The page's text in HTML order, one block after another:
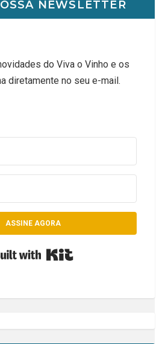
NEWSLETTER
do Viva o Vinho e os
diretamente no seu e-mail.
ASSINE AGORA